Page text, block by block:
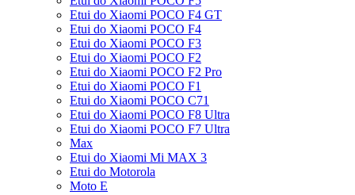
Etui do Xiaomi POCO F4 GT
Etui do Xiaomi POCO F4
Etui do Xiaomi POCO F3
Etui do Xiaomi POCO F2
Etui do Xiaomi POCO F2 Pro
Etui do Xiaomi POCO F1
Etui do Xiaomi POCO C71
Etui do Xiaomi POCO F8 Ultra
Etui do Xiaomi POCO F7 Ultra
Max
Etui do Xiaomi Mi MAX 3
Etui do Motorola
Moto E